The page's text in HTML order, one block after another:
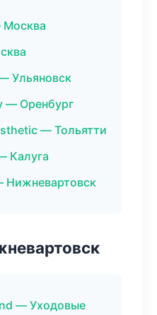
Москва
Ульяновск
— Оренбург
— Тольятти
Калуга
Нижневартовск
— Уходовые